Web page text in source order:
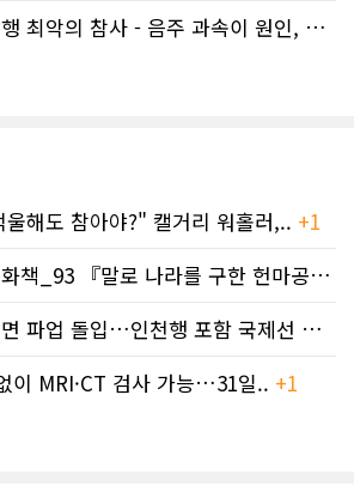
지는 뜨거운 성원에 보답고저 최근 웹 사
사 5위 차지
스토니 트레일 역주행 최악의 참사 - 음주 과속이 원인, 4명 사망..
해도 참아야?" 캘거리 워홀러,.. +1
동화작가가 읽은 동화책_93 『말로 나라를 구한 헌마공..+2
웨스트젯 승무원 전면 파업 돌입…인천행 포함 국제선 줄..
이 MRI·CT 검사 가능…31일.. +1